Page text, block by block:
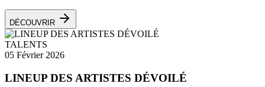
DÉCOUVRIR
TALENTS
05 Février 2026
LINEUP DES ARTISTES DÉVOILÉ